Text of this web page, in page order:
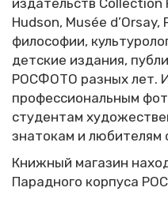
Hudson, Musée
философии,
детские издания,
РОСФОТО разных лет.
профессиональным
студентам
знатокам и любителям
Книжный магазин
Парадного корпуса